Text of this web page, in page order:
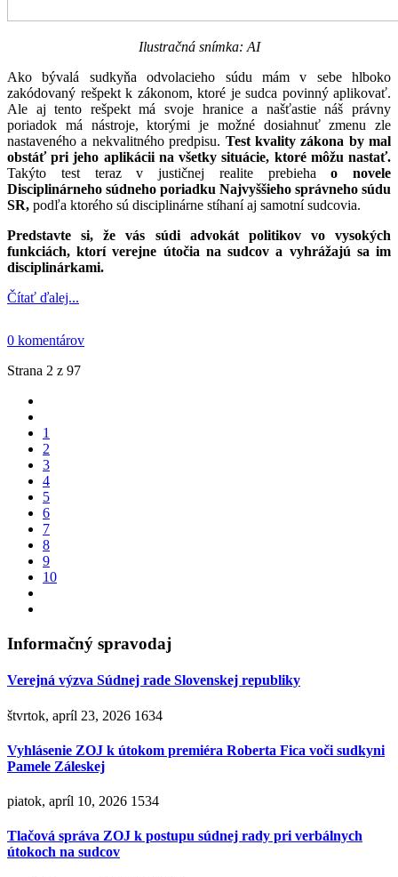
Ilustračná snímka: AI
Ako bývalá sudkyňa odvolacieho súdu mám v sebe hlboko
zakódovaný rešpekt k zákonom, ktoré je sudca povinný aplikovať.
Ale aj tento rešpekt má svoje hranice a našťastie náš právny
poriadok má nástroje, ktorými je možné dosiahnuť zmenu zle
nastaveného a nekvalitného predpisu. Test kvality zákona by mal
obstáť pri jeho aplikácii na všetky situácie, ktoré môžu nastať.
Takýto test teraz v justičnej realite prebiehao novele
Disciplinárneho súdneho poriadku Najvyššieho správneho súdu
SR, podľa ktorého sú disciplinárne stíhaní aj samotní sudcovia.
Predstavte si, že vás súdi advokát politikov vo vysokých
funkciách, ktorí verejne útočia na sudcov a vyhrážajú sa im
disciplinárkami.
Čítať ďalej...
0 komentárov
Strana 2 z 97
1
2
3
4
5
6
7
8
9
10
Informačný spravodaj
Verejná výzva Súdnej rade Slovenskej republiky
štvrtok, apríl 23, 2026 1634
Vyhlásenie ZOJ k útokom premiéra Roberta Fica voči sudkyni
Pamele Záleskej
piatok, apríl 10, 2026 1534
Tlačová správa ZOJ k postupu súdnej rady pri verbálnych
útokoch na sudcov